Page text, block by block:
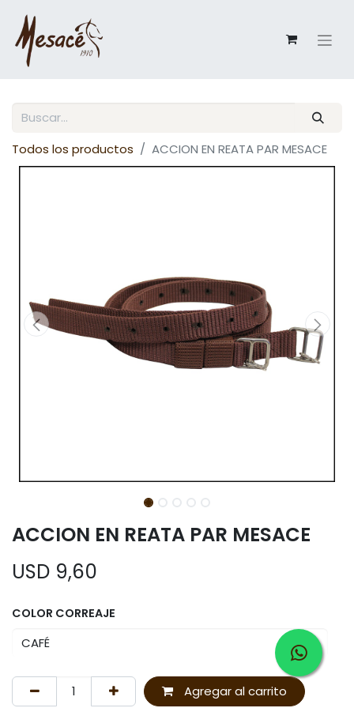
Todos los productos ACCION EN REATA PAR MESACE
ACCION EN REATA PAR MESACE
USD 9,60
COLOR CORREAJE
Agregar al carrito